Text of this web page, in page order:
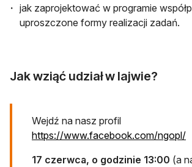
jak zaprojektować w programie
uproszczone formy realizacji zadań.
Jak wziąć udział w lajwie?
Wejdź na nasz profil
https://www.facebook.com/ngopl/
17 czerwca, o godzinie 13:00 (a